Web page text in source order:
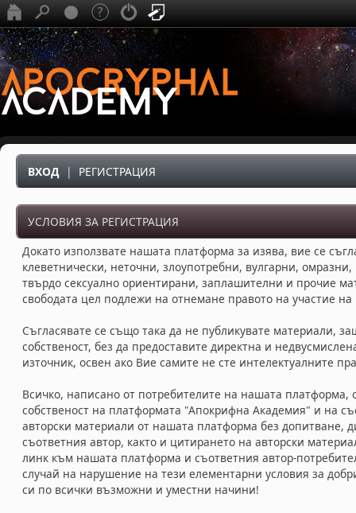
ВХОД | РЕГИСТРАЦИЯ
УСЛОВИЯ ЗА РЕГИСТРАЦИЯ
Докато използвате нашата платформа за изява, вие се
клеветнически, неточни, злоупотребни, вулгарни,
твърдо сексуално ориентирани, заплашителни и прочие
свободата цел подлежи на отнемане правото на участие
Съгласявате се също така да не публикувате материали,
собственост, без да предоставите директна и
източник, освен ако Вие самите не сте интелектуалните
Всичко, написано от потребителите на нашата платформа,
собственост на платформата "Апокрифна Академия" и на
авторски материали от нашата платформа без допитване,
съответния автор, както и цитирането на авторски
линк към нашата платформа и съответния автор-
случай на нарушение на тези елементарни условия за
си по всички възможни и уместни начини!